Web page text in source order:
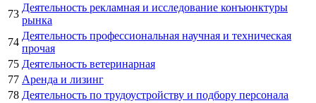
73
Деятельность рекламная и исследование конъюнктуры
рынка
74
Деятельность профессиональная научная и техническая
прочая
75 Деятельность ветеринарная
77 Аренда и лизинг
78 Деятельность по трудоустройству и подбору персонала